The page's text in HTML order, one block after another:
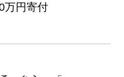
万円寄付